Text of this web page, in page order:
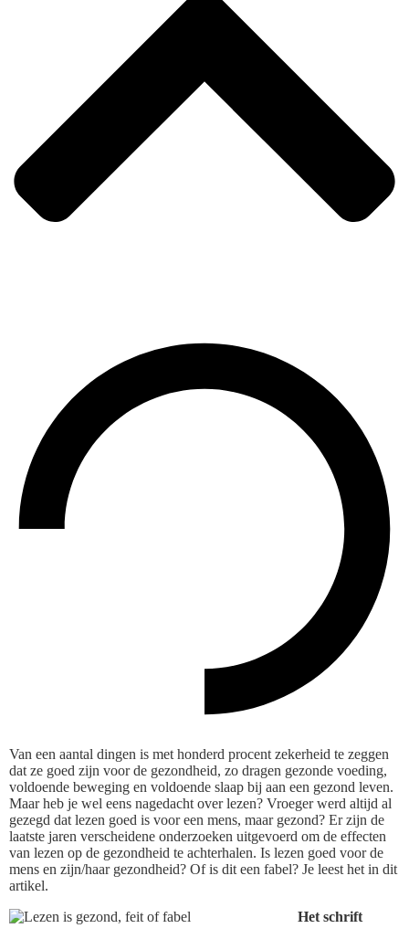
Van een aantal dingen is met honderd procent zekerheid te zeggen
dat ze goed zijn voor de gezondheid, zo dragen gezonde voeding,
voldoende beweging en voldoende slaap bij aan een gezond leven.
Maar heb je wel eens nagedacht over lezen? Vroeger werd altijd al
gezegd dat lezen goed is voor een mens, maar gezond? Er zijn de
laatste jaren verscheidene onderzoeken uitgevoerd om de effecten
van lezen op de gezondheid te achterhalen. Is lezen goed voor de
mens en zijn/haar gezondheid? Of is dit een fabel? Je leest het in dit
artikel.
Het schrift